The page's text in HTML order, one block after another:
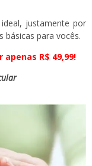
justamente por
para vocês.
R$ 49,99!